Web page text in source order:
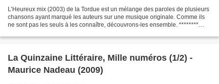
L’Heureux mix (2003) de la Tordue est un mélange des paroles de plusieurs
chansons ayant marqué les auteurs sur une musique originale. Comme ils
ne sont pas les seuls à les connaître, découvrons-les ensemble. ********
La Quinzaine Littéraire, Mille numéros (1/2) -
Maurice Nadeau (2009)